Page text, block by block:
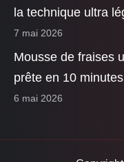
la technique ultra
7 mai 2026
Mousse de fraises
prête en 10 minutes
6 mai 2026